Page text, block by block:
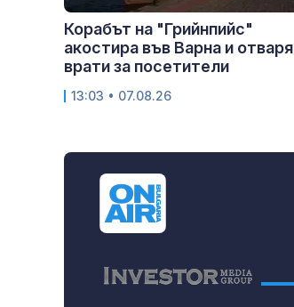
Корабът на "Грийнпийс"
акостира във Варна и отваря
врати за посетители
13:03 • 07.08.26